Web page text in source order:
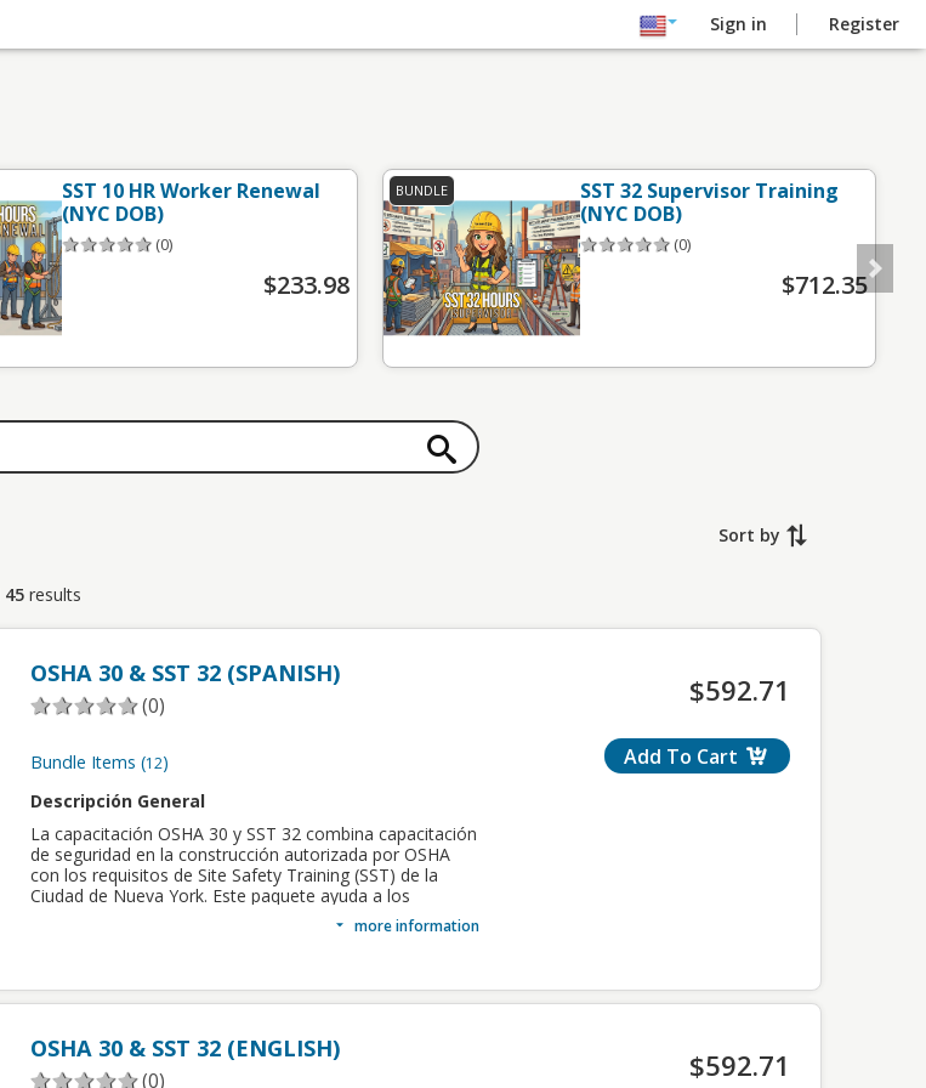
Sign in Register
SST 10 HR Worker Renewal
(NYC DOB)
(0)
$233.98
BUNDLE
SST 32 Supervisor Training
(NYC DOB)
(0)
$712.35
Sort by
45results
OSHA 30 & SST 32 (SPANISH)
(0)
Bundle Items 12
Descripción General
La capacitación OSHA 30 y SST 32 combina capacitación
de seguridad en la construcción autorizada por OSHA
con los requisitos de Site Safety Training (SST) de la
Ciudad de Nueva York. Este paquete ayuda a los
trabajadores a cumplir con los requisitos de la Ley Local
196 mientras adquieren los conocimientos necesarios
Ciudad de Nueva York.
CEUs:6.2
more information
$592.71
Add To Cart
OSHA 30 & SST 32 (ENGLISH)
(0) $592.71